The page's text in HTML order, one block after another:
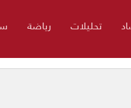
تحليلات رياضة